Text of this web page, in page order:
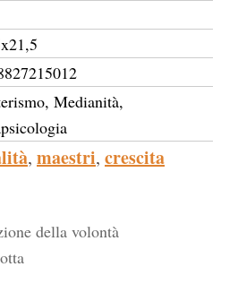
Medianità,
, maestri, crescita
della volontà